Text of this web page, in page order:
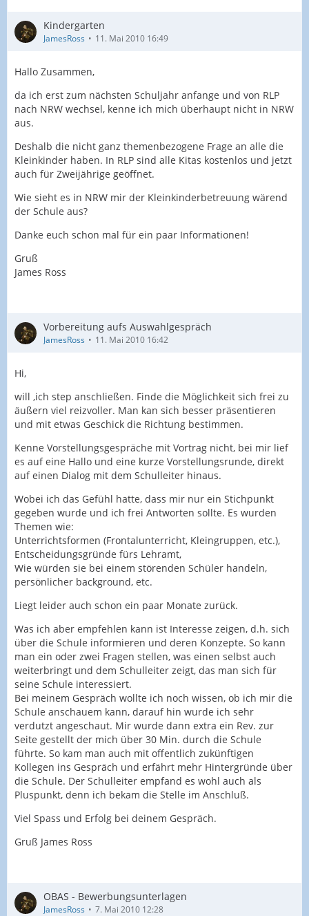
Kindergarten
JamesRoss 11. Mai 2010 16:49
Hallo Zusammen,
da ich erst zum nächsten Schuljahr anfange und von RLP
nach NRW wechsel, kenne ich mich überhaupt nicht in NRW
aus.
Deshalb die nicht ganz themenbezogene Frage an alle die
Kleinkinder haben. In RLP sind alle Kitas kostenlos und jetzt
auch für Zweijährige geöffnet.
Wie sieht es in NRW mir der Kleinkinderbetreuung wärend
der Schule aus?
Danke euch schon mal für ein paar Informationen!
Gruß
James Ross
Vorbereitung aufs Auswahlgespräch
JamesRoss 11. Mai 2010 16:42
Hi,
will ,ich step anschließen. Finde die Möglichkeit sich frei zu
äußern viel reizvoller. Man kan sich besser präsentieren
und mit etwas Geschick die Richtung bestimmen.
Kenne Vorstellungsgespräche mit Vortrag nicht, bei mir lief
es auf eine Hallo und eine kurze Vorstellungsrunde, direkt
auf einen Dialog mit dem Schulleiter hinaus.
Wobei ich das Gefühl hatte, dass mir nur ein Stichpunkt
gegeben wurde und ich frei Antworten sollte. Es wurden
Themen wie:
Unterrichtsformen (Frontalunterricht, Kleingruppen, etc.),
Entscheidungsgründe fürs Lehramt,
Wie würden sie bei einem störenden Schüler handeln,
persönlicher background, etc.
Liegt leider auch schon ein paar Monate zurück.
Was ich aber empfehlen kann ist Interesse zeigen, d.h. sich
über die Schule informieren und deren Konzepte. So kann
man ein oder zwei Fragen stellen, was einen selbst auch
weiterbringt und dem Schulleiter zeigt, das man sich für
seine Schule interessiert.
Bei meinem Gespräch wollte ich noch wissen, ob ich mir die
Schule anschauem kann, darauf hin wurde ich sehr
verdutzt angeschaut. Mir wurde dann extra ein Rev. zur
Seite gestellt der mich über 30 Min. durch die Schule
führte. So kam man auch mit offentlich zukünftigen
Kollegen ins Gespräch und erfährt mehr Hintergründe über
die Schule. Der Schulleiter empfand es wohl auch als
Pluspunkt, denn ich bekam die Stelle im Anschluß.
Viel Spass und Erfolg bei deinem Gespräch.
Gruß James Ross
OBAS - Bewerbungsunterlagen
JamesRoss 7. Mai 2010 12:28